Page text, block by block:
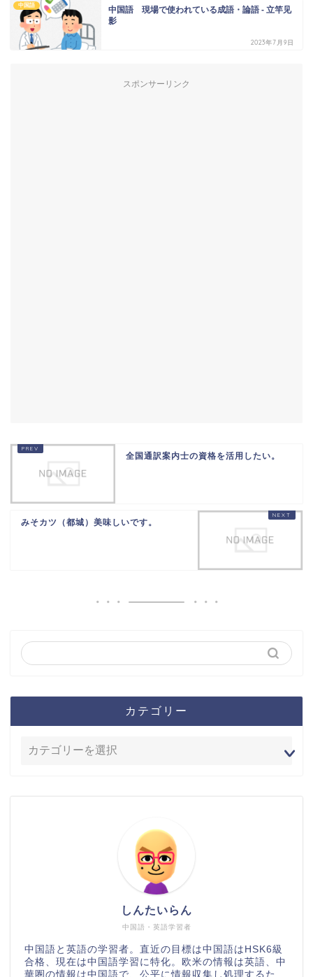
中国語
中国語 現場で使われている成語・論語 - 立竿见
影
2023年7月9日
スポンサーリンク
全国通訳案内士の資格を活用したい。
みそカツ（都城）美味しいです。
カテゴリー
中国語・英語学習者
しんたいらん
中国語と英語の学習者。直近の目標は中国語はHSK6級
合格、現在は中国語学習に特化。欧米の情報は英語、中
華圏の情報は中国語で、公平に情報収集し処理するた